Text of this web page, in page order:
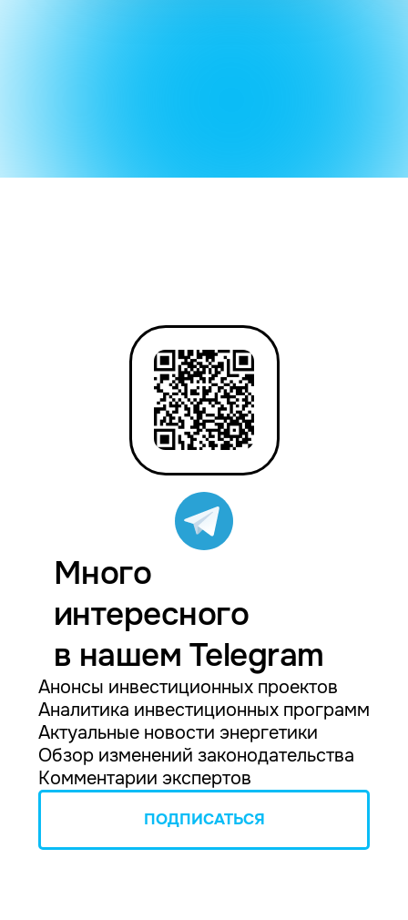
Много
интересного
в нашем Telegram
Анонсы инвестиционных проектов
Аналитика инвестиционных программ
Актуальные новости энергетики
Обзор изменений законодательства
Комментарии экспертов
ПОДПИСАТЬСЯ